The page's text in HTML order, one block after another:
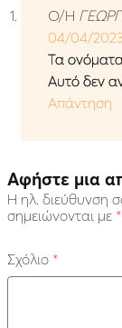
Ο/Η
04/04/2023
Τα
Αυτό δεν
Απάντηση
Αφήστε μια
Η ηλ. διεύθυνση
σημειώνονται με *
Σχόλιο *